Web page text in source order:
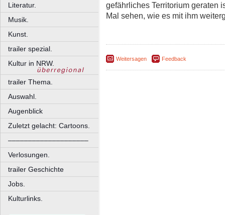
Literatur.
Musik.
Kunst.
trailer spezial.
Kultur in NRW.
trailer Thema.
Auswahl.
Augenblick
Zuletzt gelacht: Cartoons.
––––––––––––––––––––
Verlosungen.
trailer Geschichte
Jobs.
Kulturlinks.
gefährliches Territorium geraten
Mal sehen, wie es mit ihm
Weitersagen Feedback